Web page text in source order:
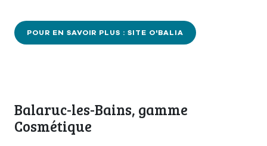
POUR EN SAVOIR PLUS : SITE O'BALIA
Balaruc-les-Bains, gamme
Cosmétique